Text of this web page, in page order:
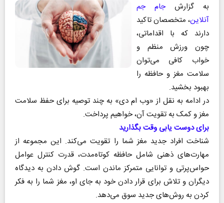
به گزارشجام جم
آنلاین، متخصصان تاکید
دارند که با اقداماتی،
چون ورزش منظم و
خواب کافی می‌توان
سلامت مغز و حافظه را
بهبود بخشید.
در ادامه به نقل از «وب ام دی» به چند توصیه برای حفظ سلامت
مغز و کمک به تقویت آن، خواهیم پرداخت.
برای دوست یابی وقت بگذارید
شناخت افراد جدید مغز شما را تقویت می‌کند. این مجموعه از
مهارت‌های ذهنی شامل حافظه کوتاه‌مدت، قدرت کنترل عوامل
حواس‌پرتی و توانایی متمرکز ماندن است. گوش دادن به دیدگاه
دیگران و تلاش برای قرار دادن خود به جای او، مغز شما را به فکر
کردن به روش‌های جدید سوق می‌دهد.